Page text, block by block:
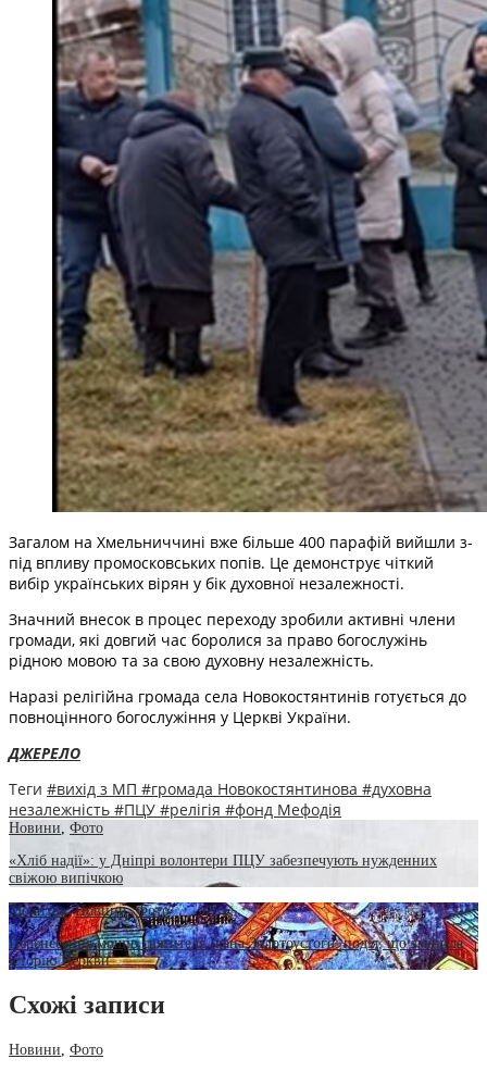
Загалом на Хмельниччині вже більше 400 парафій вийшли з-
під впливу промосковських попів. Це демонструє чіткий
вибір українських вірян у бік духовної незалежності.
Значний внесок в процес переходу зробили активні члени
громади, які довгий час боролися за право богослужінь
рідною мовою та за свою духовну незалежність.
Наразі релігійна громада села Новокостянтинів готується до
повноцінного богослужіння у Церкві України.
ДЖЕРЕЛО
Теги #вихід з МП #громада Новокостянтинова #духовна
незалежність #ПЦУ #релігія #фонд Мефодія
Новини Фото
«Хліб надії»: у Дніпрі волонтери ПЦУ забезпечують нужденних
свіжою випічкою
Молитва,Новини,Фото
Перенесення мощів святителя Івана Золотоустого: подія, що змінила
історію Церкви
Схожі записи
Новини, Фото